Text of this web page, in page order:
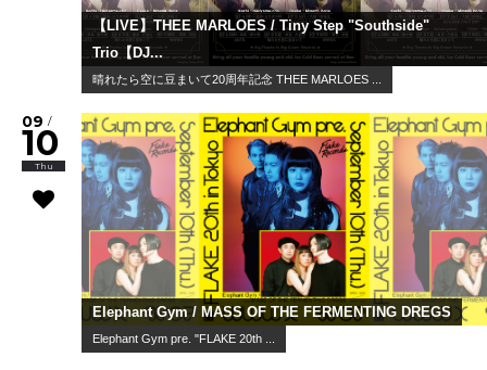
【LIVE】THEE MARLOES / Tiny Step "Southside"
Trio【DJ...
晴れたら空に豆まいて20周年記念 THEE MARLOES ...
09 /
10
Thu
Elephant Gym / MASS OF THE FERMENTING DREGS
Elephant Gym pre. "FLAKE 20th ...